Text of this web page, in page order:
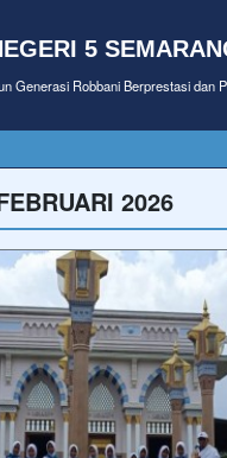
5
Generasi Robbani Berprestasi dan
2026